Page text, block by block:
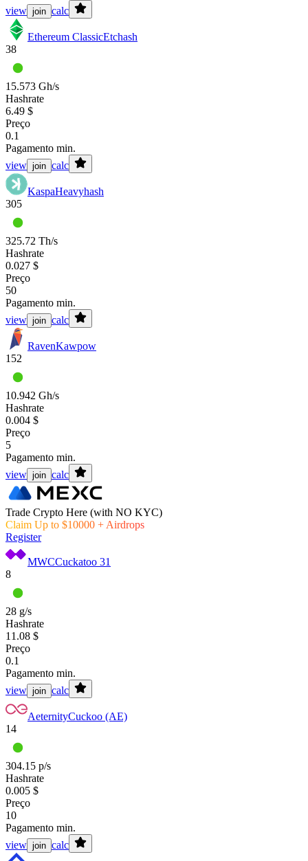
view join calc
Ethereum ClassicEtchash
38
15.573 Gh/s
Hashrate
6.49 $
Preço
0.1
Pagamento min.
view join calc
KaspaHeavyhash
305
325.72 Th/s
Hashrate
0.027 $
Preço
50
Pagamento min.
view join calc
RavenKawpow
152
10.942 Gh/s
Hashrate
0.004 $
Preço
5
Pagamento min.
view join calc
Trade Crypto Here (with NO KYC)
Claim Up to $10000 + Airdrops
Register
MWCCuckatoo 31
8
28 g/s
Hashrate
11.08 $
Preço
0.1
Pagamento min.
view join calc
AeternityCuckoo (AE)
14
304.15 p/s
Hashrate
0.005 $
Preço
10
Pagamento min.
view join calc